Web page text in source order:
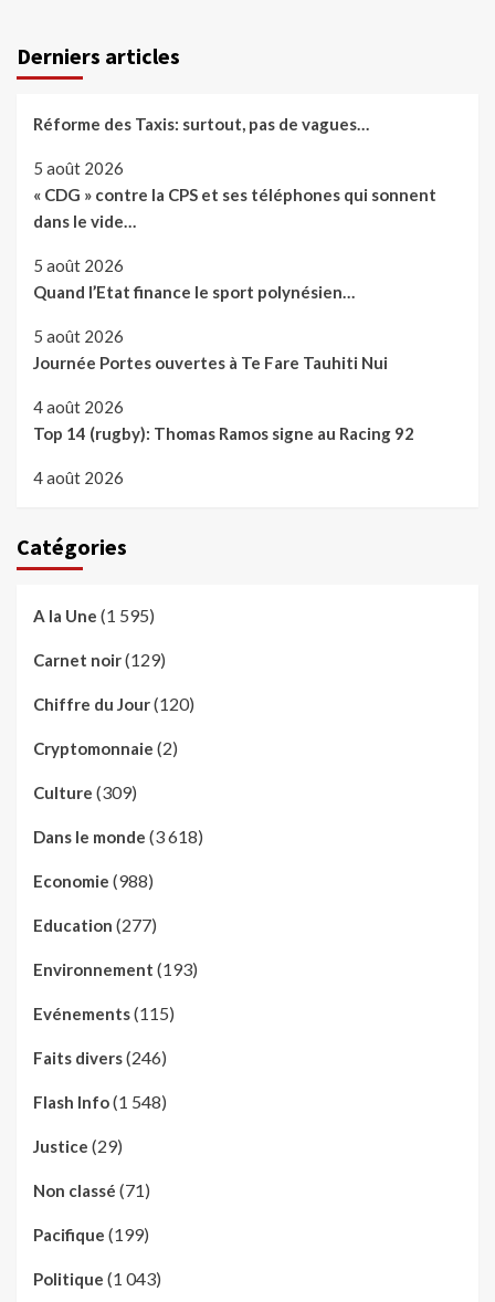
Derniers articles
Réforme des Taxis: surtout, pas de vagues…
5 août 2026
« CDG » contre la CPS et ses téléphones qui sonnent
dans le vide…
5 août 2026
Quand l’Etat finance le sport polynésien…
5 août 2026
Journée Portes ouvertes à Te Fare Tauhiti Nui
4 août 2026
Top 14 (rugby): Thomas Ramos signe au Racing 92
4 août 2026
Catégories
A la Une (1 595)
Carnet noir(129)
Chiffre du Jour(120)
Cryptomonnaie (2)
Culture (309)
Dans le monde (3 618)
Economie (988)
Education (277)
Environnement (193)
Evénements(115)
Faits divers(246)
Flash Info(1 548)
Justice (29)
Non classé (71)
Pacifique (199)
Politique (1 043)